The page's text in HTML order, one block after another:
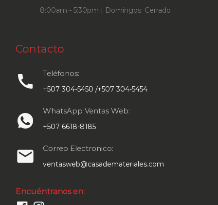
8:00am - 5:30pm | Domingos: Cerrado
Contacto
call Teléfonos:
+507 304-5450 /+507 304-5454
WhatsApp Ventas Web:
+507 6618-8185
email Correo Electronico:
ventasweb@casademateriales.com
Encuéntranos en: